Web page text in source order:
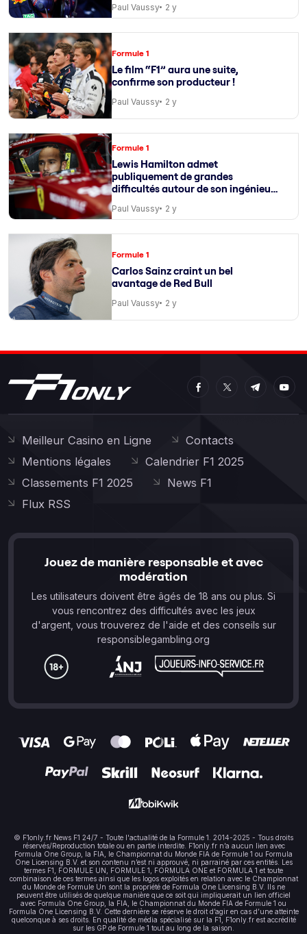
Paul Vaussy 2 y
Formule 1
Le film “F1” aura une suite,
confirme son producteur !
Paul Vaussy 2 y
Formule 1
Lewis Hamilton admet
publiquement de grandes
difficultés autour de son ingénieur
Paul Vaussy 2 y
Formule 1
Carlos Sainz craint un bel
avantage de Red Bull
Paul Vaussy 2 y
Meilleur Casino en Ligne
Contacts
Mentions légales
Calendrier F1 2025
Classements F1 2025
News F1
Flux RSS
Jouez de manière responsable et avec
modération
Les utilisateurs doivent être âgés de 18 ans ou plus. Si
vous rencontrez des difficultés avec les jeux
d'argent, vous trouverez de l'aide et des conseils sur
responsiblegambling.org
© F1only.fr News F1 24/7 - Toute l'actualité de la Formule 1. 2014-2025 - Tous droits
réservés/Reproduction totale ou en partie interdite. F1only.fr n’a aucun lien avec
Formula One Group, la FIA, le Championnat du Monde FIA de Formule 1 ou Formula
One Licensing B.V. et son contenu n’est ni approuvé, ni parrainé par ces entités. Les
termes F1, FORMULE UN, FORMULE 1, FORMULA ONE et FORMULA 1 et toute
combinaison de ces termes ainsi que les logos exploités en relation avec le Championnat
du Monde de Formule Un sont la propriété de Formula One Licensing B.V. Ils ne
peuvent être utilisés de quelque manière que ce soit qui impliquerait un lien officiel
avec Formula One Group, la FIA, le Championnat du Monde FIA de Formule 1 ou
Formula One Licensing B.V. Cette dernière se réserve le droit d’agir en cas d’une atteinte
quelconque à ses droits. En qualité de média spécialisé sur la F1, F1only.fr est accrédité
sur les GP de Formule 1 tout au long de la saison.